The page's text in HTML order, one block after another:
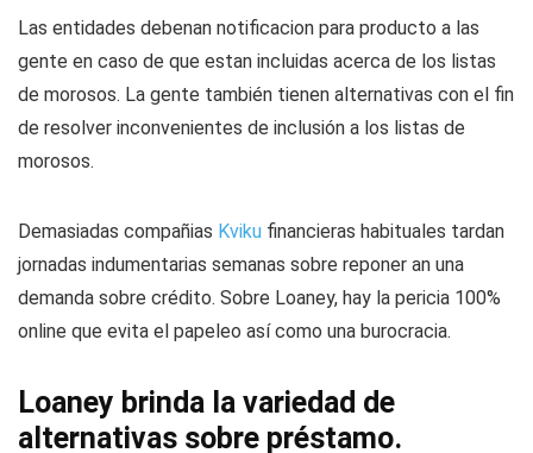
Las entidades debenan notificacion para producto a las
gente en caso de que estan incluidas acerca de los listas
de morosos. La gente también tienen alternativas con el fin
de resolver inconvenientes de inclusión a los listas de
morosos.
Demasiadas compañias Kviku financieras habituales tardan
jornadas indumentarias semanas sobre reponer an una
demanda sobre crédito. Sobre Loaney, hay la pericia 100%
online que evita el papeleo así­ como una burocracia.
Loaney brinda la variedad de
alternativas sobre préstamo.